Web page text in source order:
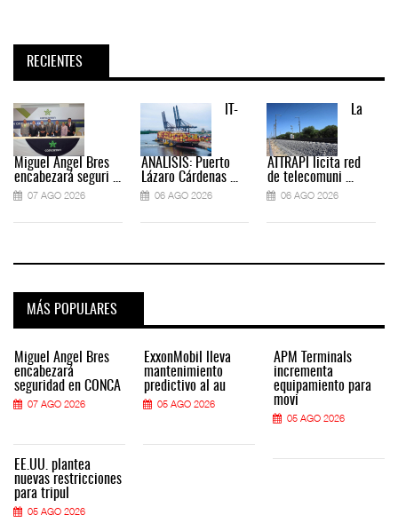
RECIENTES
Miguel Ángel Bres
encabezará seguri ...
07 AGO 2026
IT-
ANÁLISIS: Puerto
Lázaro Cárdenas ...
06 AGO 2026
La
ATTRAPI licita red
de telecomuni ...
06 AGO 2026
MÁS POPULARES
Miguel Ángel Bres
encabezará
seguridad en CONCA
07 AGO 2026
EE.UU. plantea
nuevas restricciones
para tripul
05 AGO 2026
ExxonMobil lleva
mantenimiento
predictivo al au
05 AGO 2026
APM Terminals
incrementa
equipamiento para
movi
05 AGO 2026